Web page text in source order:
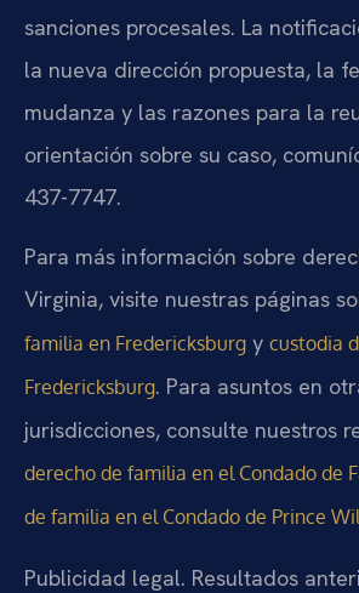
sanciones procesales. La
la nueva dirección propuesta, la
mudanza y las razones para la
orientación sobre su caso,
437-7747.
Para más información sobre
Virginia, visite nuestras páginas
familia en Fredericksburg y custodia
Fredericksburg. Para asuntos en
jurisdicciones, consulte nuestros
derecho de familia en el Condado de
de familia en el Condado de Prince
Publicidad legal. Resultados